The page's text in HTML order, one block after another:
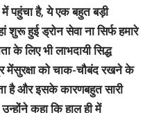
पहुंचा है, ये एक बहुत बड़ी
हुई ड्रोन सेवा ना सिर्फ हमारे
के लिए भी लाभदायी सिद्ध
मेंसुरक्षा को चाक-चौबंद रखने के
है और इसके कारणबहुत सारी
कहा कि हाल ही में